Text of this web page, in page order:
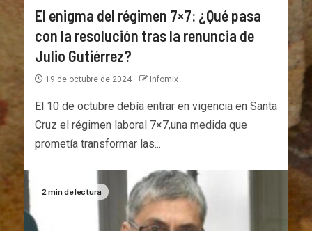
El enigma del régimen 7×7: ¿Qué pasa
con la resolución tras la renuncia de
Julio Gutiérrez?
19 de octubre de 2024 Infomix
El 10 de octubre debía entrar en vigencia en Santa
Cruz el régimen laboral 7×7,una medida que
prometía transformar las...
2 min de lectura